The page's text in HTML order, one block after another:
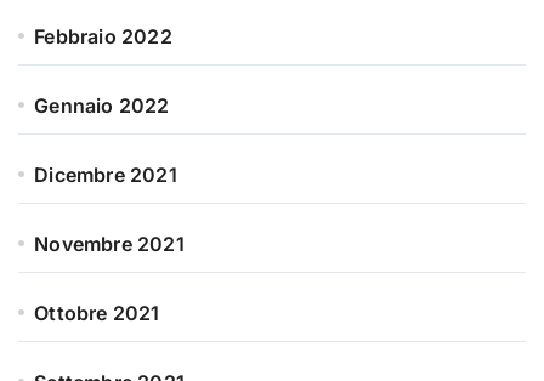
Febbraio 2022
Gennaio 2022
Dicembre 2021
Novembre 2021
Ottobre 2021